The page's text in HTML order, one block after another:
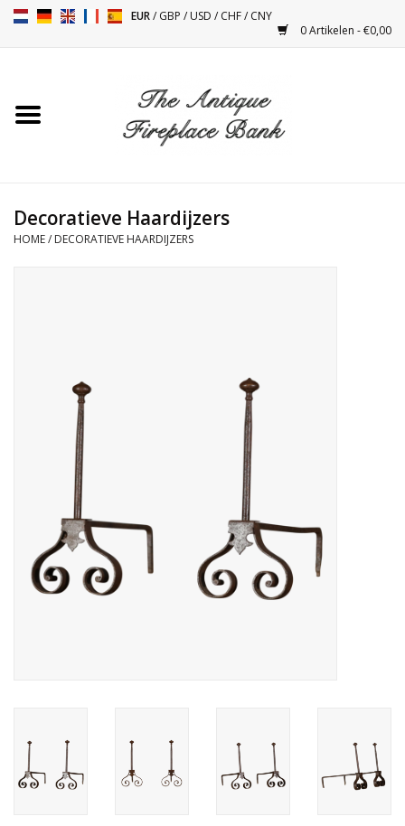
EUR/GBP /USD /CHF/CNY
0 Artikelen - €0,00
Toebehoren
Decoratieve Outdoor
Vloeren - Steen, Terra Cotta
& Marmer
Outlet
Login
Decoratieve Haardijzers
HOME/ DECORATIEVE HAARDIJZERS